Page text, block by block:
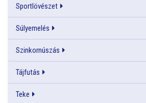
Sportlövészet
Súlyemelés
Szinkornúszás
Tájfutás
Teke